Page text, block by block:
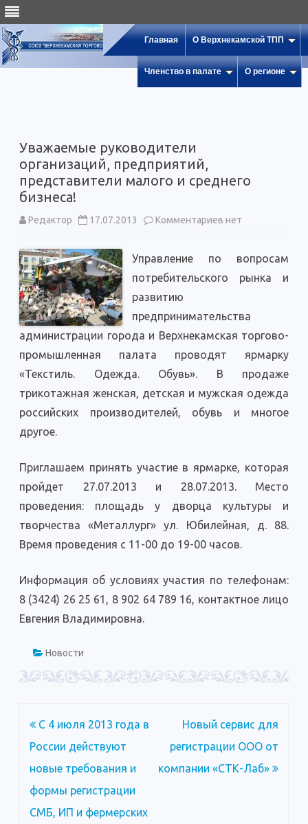
Главная О Верхнекамской ТПП
Членство в палате О регионе
Уважаемые руководители
организаций, предприятий,
представители малого и среднего
бизнеса!
Редактор 17.07.2013 Комментариев к
организаций,
предприятий,
представители
малого
бизнеса!
нет
Управление по вопросам
потребительского рынка и
развитию
предпринимательства
администрации города и Верхнекамская торгово-
промышленная палата проводят ярмарку
«Текстиль. Одежда. Обувь». В продаже
трикотажная женская, детская и мужская одежда
российских производителей, обувь и многое
другое.
Приглашаем принять участие в ярмарке, которая
пройдет 27.07.2013 и 28.07.2013. Место
проведения: площадь у дворца культуры и
творчества «Металлург» ул. Юбилейная, д. 88.
Время проведения с 11-00 до 19-00 часов.
Информация об условиях участия по телефонам:
8 (3424) 26 25 61, 8 902 64 789 16, контактное лицо
Евгения Владимировна.
Новости
Навигация
по
записям
С 4 июля 2013 года в
России действуют
новые требования и
формы регистрации
СМБ, ИП и фермерских
Новый сервис для
регистрации ООО от
компании «СТК-Лаб»